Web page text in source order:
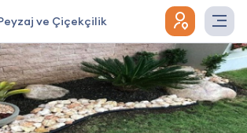
ve Çiçekçilik